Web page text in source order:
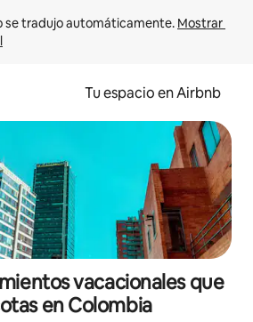
se tradujo automáticamente. Mostrar
Tu espacio en Airbnb
vacacionales que
en Colombia